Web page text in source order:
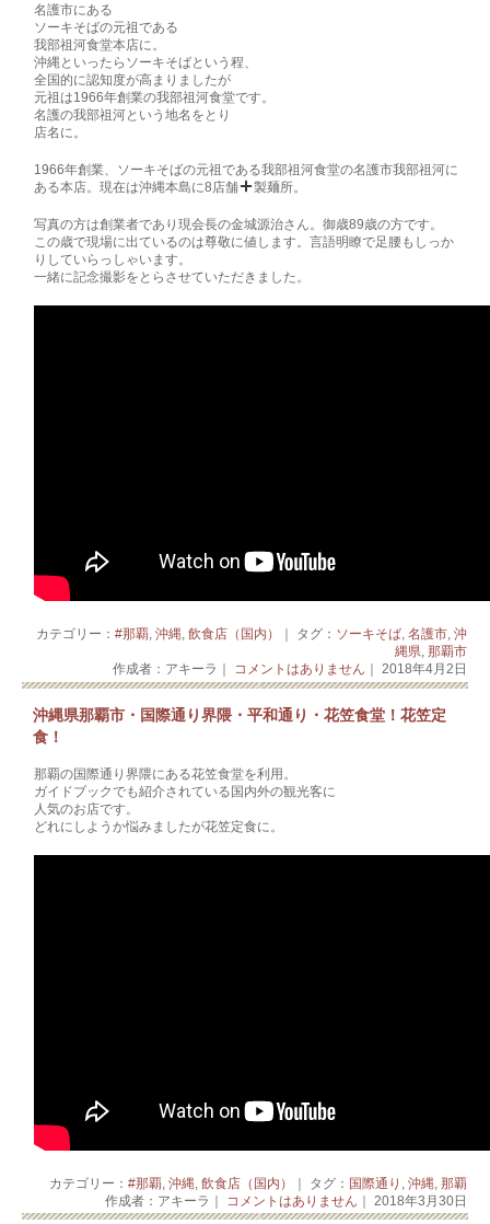
名護市にある
ソーキそばの元祖である
我部祖河食堂本店に。
沖縄といったらソーキそばという程、
全国的に認知度が高まりましたが
元祖は1966年創業の我部祖河食堂です。
名護の我部祖河という地名をとり
店名に。
1966年創業、ソーキそばの元祖である我部祖河食堂の名護市我部祖河に
ある本店。現在は沖縄本島に8店舗
製麺所。
写真の方は創業者であり現会長の金城源治さん。御歳89歳の方です。
この歳で現場に出ているのは尊敬に値します。言語明瞭で足腰もしっか
りしていらっしゃいます。
一緒に記念撮影をとらさせていただきました。
カテゴリー： #那覇, 沖縄 飲食店（国内） ｜ タグ： ソーキそば, 名護市, 沖
縄県 那覇市
作成者：アキーラ｜
コメントはありません ｜ 2018年4月2日
沖縄県那覇市・国際通り界隈・平和通り・花笠食堂！花笠定
食！
那覇の国際通り界隈にある花笠食堂を利用。
ガイドブックでも紹介されている国内外の観光客に
人気のお店です。
どれにしようか悩みましたが花笠定食に。
カテゴリー： #那覇, 沖縄, 飲食店（国内） ｜ タグ： 国際通り , 沖縄, 那覇
作成者：アキーラ｜ コメントはありません ｜ 2018年3月30日